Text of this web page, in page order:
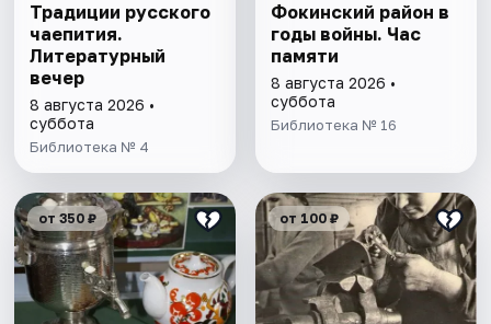
Традиции русского
чаепития.
Литературный
вечер
8 августа 2026 •
суббота
Библиотека № 4
Фокинский район в
годы войны. Час
памяти
8 августа 2026 •
суббота
Библиотека № 16
от 350 ₽ от 100 ₽